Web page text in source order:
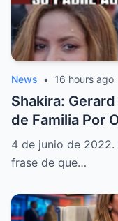
News • 16 hours ago
Shakira:
de Familia Por
Cobró
4 de junio de 2022.
frase de que…